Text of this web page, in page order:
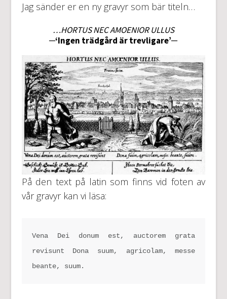
Jag sänder er en ny gravyr som bär titeln…
…HORTUS NEC AMOENIOR ULLUS
─‘Ingen trädgård är trevligare’─
På den text på latin som finns vid foten av
vår gravyr kan vi läsa:
Vena Dei donum est, auctorem grata
revisunt Dona suum, agricolam, messe
beante, suum.